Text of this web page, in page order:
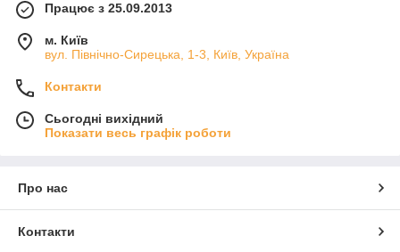
Працює з 25.09.2013
м. Київ
вул. Північно-Сирецька, 1-3, Київ, Україна
Контакти
Сьогодні вихідний
Показати весь графік роботи
Про нас
Контакти